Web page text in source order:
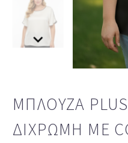
ΜΠΛΟΎΖΑ
ΔΊΧΡΩΜΗ ΜΕ